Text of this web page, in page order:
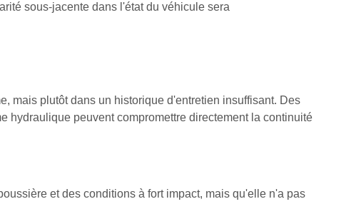
sous-jacente dans l'état du véhicule sera
mais plutôt dans un historique d'entretien insuffisant. Des
hydraulique peuvent compromettre directement la continuité
et des conditions à fort impact, mais qu'elle n'a pas